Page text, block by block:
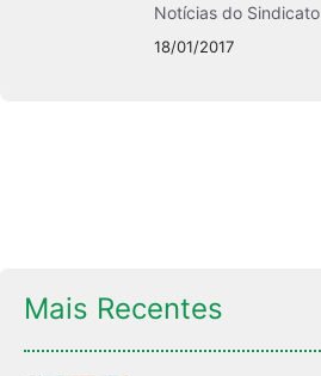
Notícias do Sindicato
18/01/2017
Mais Recentes